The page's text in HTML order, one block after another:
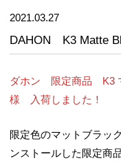
2021.03.27
DAHON K3 Matte
ダホン 限定商品 K3
様 入荷しました！
限定色のマットブラッ
ンストールした限定商